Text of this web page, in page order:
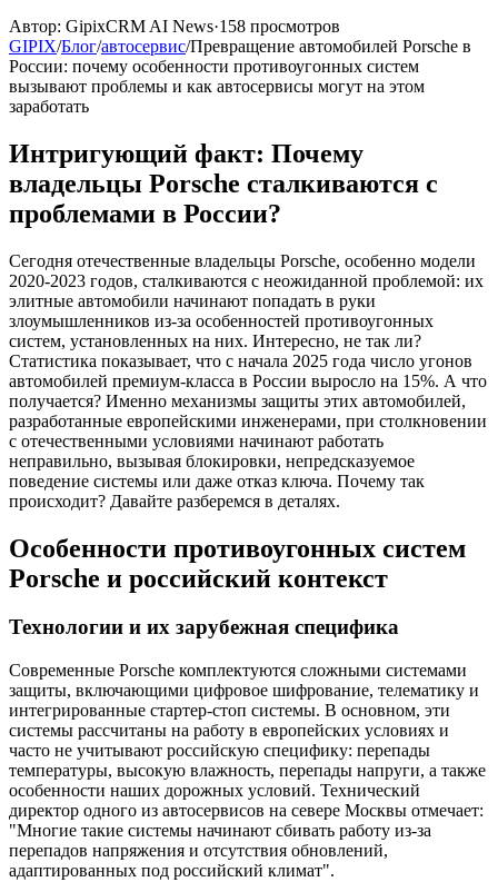
Автор: GipixCRM AI News·158 просмотров
GIPIX/Блог/автосервис/Превращение автомобилей Porsche в
России: почему особенности противоугонных систем
вызывают проблемы и как автосервисы могут на этом
заработать
Интригующий факт: Почему
владельцы Porsche сталкиваются с
проблемами в России?
Сегодня отечественные владельцы Porsche, особенно модели
2020-2023 годов, сталкиваются с неожиданной проблемой: их
элитные автомобили начинают попадать в руки
злоумышленников из-за особенностей противоугонных
систем, установленных на них. Интересно, не так ли?
Статистика показывает, что с начала 2025 года число угонов
автомобилей премиум-класса в России выросло на 15%. А что
получается? Именно механизмы защиты этих автомобилей,
разработанные европейскими инженерами, при столкновении
с отечественными условиями начинают работать
неправильно, вызывая блокировки, непредсказуемое
поведение системы или даже отказ ключа. Почему так
происходит? Давайте разберемся в деталях.
Особенности противоугонных систем
Porsche и российский контекст
Технологии и их зарубежная специфика
Современные Porsche комплектуются сложными системами
защиты, включающими цифровое шифрование, телематику и
интегрированные стартер-стоп системы. В основном, эти
системы рассчитаны на работу в европейских условиях и
часто не учитывают российскую специфику: перепады
температуры, высокую влажность, перепады напруги, а также
особенности наших дорожных условий. Технический
директор одного из автосервисов на севере Москвы отмечает:
"Многие такие системы начинают сбивать работу из-за
перепадов напряжения и отсутствия обновлений,
адаптированных под российский климат".